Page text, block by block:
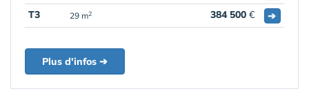
T3
29 m2 384 500 € ➔
Plus d'infos ➔